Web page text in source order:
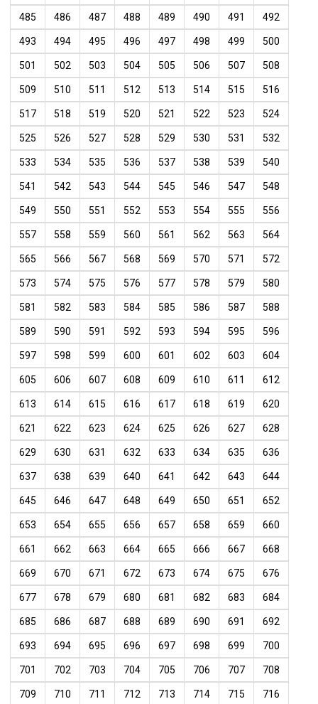
485 486 487 488 489 490 491 492
493 494 495 496 497 498 499 500
501 502 503 504 505 506 507 508
509 510 511 512 513 514 515 516
517 518 519 520 521 522 523 524
525 526 527 528 529 530 531 532
533 534 535 536 537 538 539 540
541 542 543 544 545 546 547 548
549 550 551 552 553 554 555 556
557 558 559 560 561 562 563 564
565 566 567 568 569 570 571 572
573 574 575 576 577 578 579 580
581 582 583 584 585 586 587 588
589 590 591 592 593 594 595 596
597 598 599 600 601 602 603 604
605 606 607 608 609 610 611 612
613 614 615 616 617 618 619 620
621 622 623 624 625 626 627 628
629 630 631 632 633 634 635 636
637 638 639 640 641 642 643 644
645 646 647 648 649 650 651 652
653 654 655 656 657 658 659 660
661 662 663 664 665 666 667 668
669 670 671 672 673 674 675 676
677 678 679 680 681 682 683 684
685 686 687 688 689 690 691 692
693 694 695 696 697 698 699 700
701 702 703 704 705 706 707 708
709 710 711 712 713 714 715 716